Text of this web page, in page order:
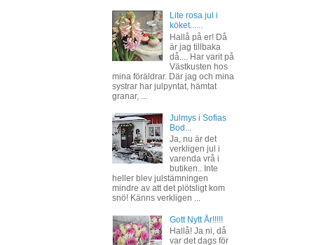
Lite rosa jul i
köket......
Hallå på er! Då
är jag tillbaka
då.... Har varit på
Västkusten hos
mina föräldrar. Där jag och mina
systrar har julpyntat, hämtat
granar, ...
Julmys i Sofias
Bod...
Ja, nu är det
verkligen jul i
varenda vrå i
butiken.. Inte
heller blev julstämningen
mindre av att det plötsligt kom
snö! Känns verkligen ...
Gott Nytt År!!!!!
Hallå! Ja ni, då
var det dags för